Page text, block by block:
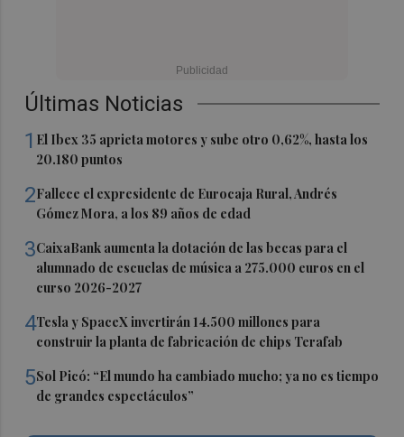
Últimas Noticias
1 El Ibex 35 aprieta motores y sube otro 0,62%, hasta los
20.180 puntos
2Fallece el expresidente de Eurocaja Rural, Andrés
Gómez Mora, a los 89 años de edad
3CaixaBank aumenta la dotación de las becas para el
alumnado de escuelas de música a 275.000 euros en el
curso 2026-2027
4Tesla y SpaceX invertirán 14.500 millones para
construir la planta de fabricación de chips Terafab
5Sol Picó: “El mundo ha cambiado mucho; ya no es tiempo
de grandes espectáculos”